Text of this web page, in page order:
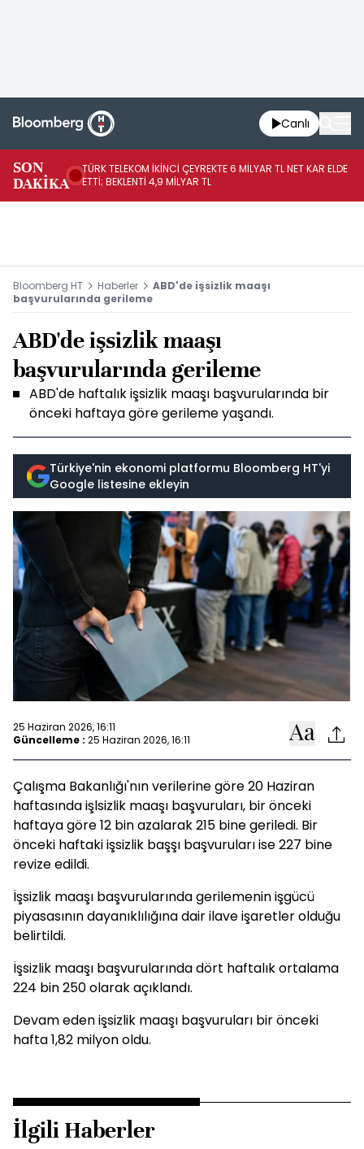
Canlı
SON
DAKİKA
TÜRK TELEKOM İKİNCİ ÇEYREKTE 6 MİLYAR TL NET KAR ELDE
ETTİ; BEKLENTİ 4,9 MİLYAR TL
Bloomberg HT Haberler
ABD'de işsizlik maaşı
başvurularında gerileme
ABD'de işsizlik maaşı
başvurularında gerileme
ABD'de haftalık işsizlik maaşı başvurularında bir
önceki haftaya göre gerileme yaşandı.
Türkiye'nin ekonomi platformu Bloomberg HT'yi
Google listesine ekleyin
25 Haziran 2026, 16:11
Güncelleme : 25 Haziran 2026, 16:11
Çalışma Bakanlığı'nın verilerine göre 20 Haziran
haftasında işlsizlik maaşı başvuruları, bir önceki
haftaya göre 12 bin azalarak 215 bine geriledi. Bir
önceki haftaki işsizlik başşı başvuruları ise 227 bine
revize edildi.
İşsizlik maaşı başvurularında gerilemenin işgücü
piyasasının dayanıklılığına dair ilave işaretler olduğu
belirtildi.
İşsizlik maaşı başvurularında dört haftalık ortalama
224 bin 250 olarak açıklandı.
Devam eden işsizlik maaşı başvuruları bir önceki
hafta 1,82 milyon oldu.
İlgili Haberler